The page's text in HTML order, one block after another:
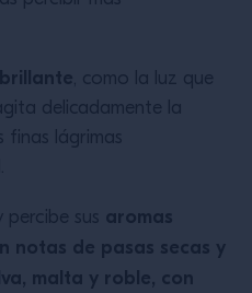
, como la luz que
delicadamente la
finas lágrimas
percibe sus aromas
notas de pasas secas y
malta y roble, con